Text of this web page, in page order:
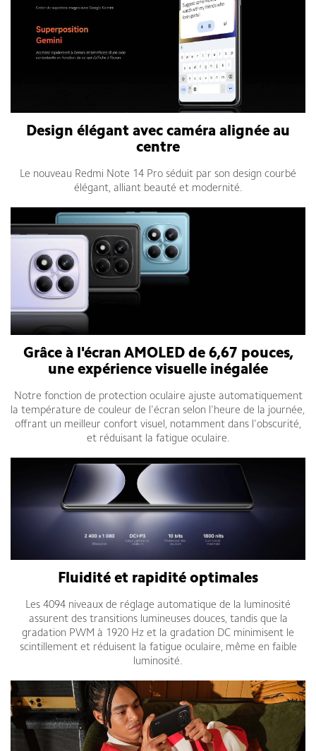
Design élégant avec caméra alignée au
centre
Le nouveau Redmi Note 14 Pro séduit par son design courbé
élégant, alliant beauté et modernité.
Grâce à l'écran AMOLED de 6,67 pouces,
une expérience visuelle inégalée
Notre fonction de protection oculaire ajuste automatiquement
la température de couleur de l'écran selon l'heure de la journée,
offrant un meilleur confort visuel, notamment dans l'obscurité,
et réduisant la fatigue oculaire.
Fluidité et rapidité optimales
Les 4094 niveaux de réglage automatique de la luminosité
assurent des transitions lumineuses douces, tandis que la
gradation PWM à 1920 Hz et la gradation DC minimisent le
scintillement et réduisent la fatigue oculaire, même en faible
luminosité.